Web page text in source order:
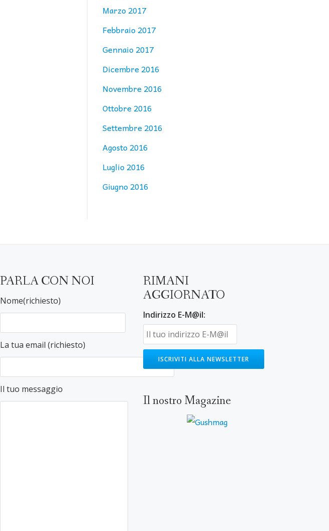
Marzo 2017
Febbraio 2017
Gennaio 2017
Dicembre 2016
Novembre 2016
Ottobre 2016
Settembre 2016
Agosto 2016
Luglio 2016
Giugno 2016
PARLA CON NOI
Nome(richiesto)
La tua email (richiesto)
Il tuo messaggio
RIMANI
AGGIORNATO
Indirizzo E-M@il:
Il nostro Magazine